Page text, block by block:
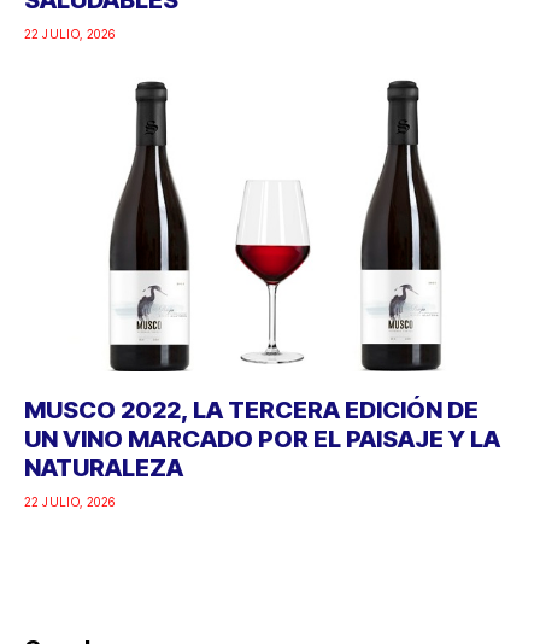
22 JULIO, 2026
MUSCO 2022, LA TERCERA EDICIÓN DE
UN VINO MARCADO POR EL PAISAJE Y LA
NATURALEZA
22 JULIO, 2026